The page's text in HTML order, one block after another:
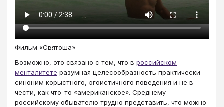
Фильм «Святоша»
Возможно, это связано с тем, что в российском
менталитете разумная целесообразность практически
синоним корыстного, эгоистичного поведения и не в
чести, как что-то «американское». Среднему
российскому обывателю трудно представить, что можно